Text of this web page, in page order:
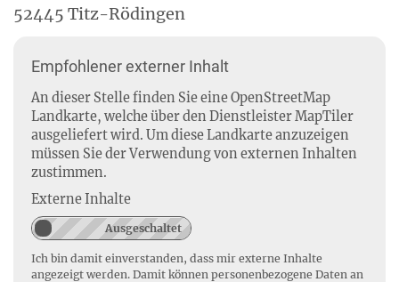
52445 Titz-Rödingen
Empfohlener externer Inhalt
An dieser Stelle finden Sie eine OpenStreetMap
Landkarte, welche über den Dienstleister MapTiler
ausgeliefert wird. Um diese Landkarte anzuzeigen
müssen Sie der Verwendung von externen Inhalten
zustimmen.
Externe Inhalte
Ich bin damit einverstanden, dass mir externe Inhalte
angezeigt werden. Damit können personenbezogene Daten an